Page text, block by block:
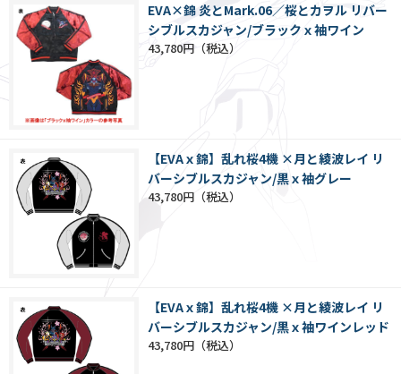
EVA×錦 炎とMark.06／桜とカヲル リバー
シブルスカジャン/ブラックｘ袖ワイン
43,780円
【EVAｘ錦】乱れ桜4機 ×月と綾波レイ リ
バーシブルスカジャン/黒ｘ袖グレー
43,780円
【EVAｘ錦】乱れ桜4機 ×月と綾波レイ リ
バーシブルスカジャン/黒ｘ袖ワインレッド
43,780円